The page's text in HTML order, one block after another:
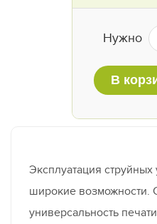
Нужно
В
Эксплуатация струйных
широкие возможности.
универсальность